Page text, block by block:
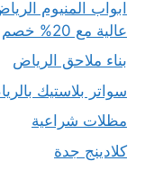
ابواب المنيوم
عالية مع 20% خصم
بناء ملاحق الرياض
سواتر بلاستيك
مظلات شراعية
كلادينج جدة